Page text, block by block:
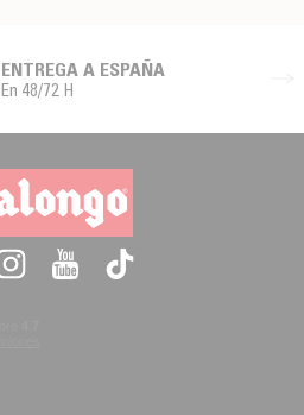
ENTREGA A ESPAÑA
En 48/72 H